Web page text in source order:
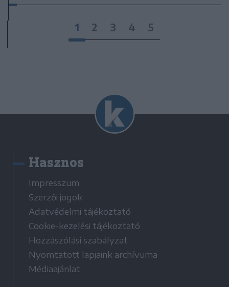
1 2 3 4 5
Hasznos
Impresszum
Szerzői jogok
Adatvédelmi tájékoztató
Cookie-kezelési tájékoztató
Hozzászólási szabályzat
Nyomtatott lapjaink archívuma
Médiaajánlat